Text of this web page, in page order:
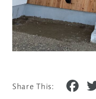
Share This: F